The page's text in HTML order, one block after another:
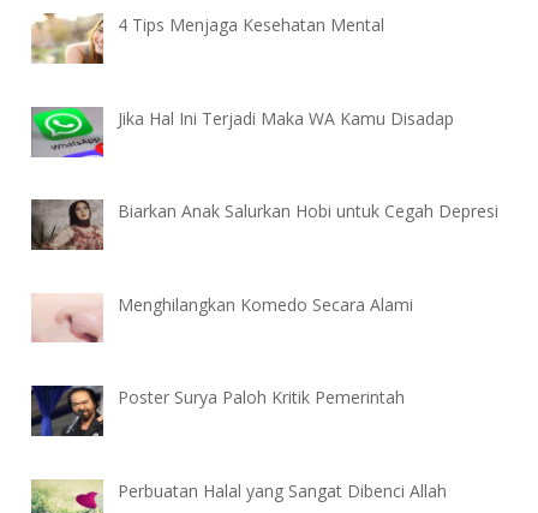
4 Tips Menjaga Kesehatan Mental
Jika Hal Ini Terjadi Maka WA Kamu Disadap
Biarkan Anak Salurkan Hobi untuk Cegah Depresi
Menghilangkan Komedo Secara Alami
Poster Surya Paloh Kritik Pemerintah
Perbuatan Halal yang Sangat Dibenci Allah